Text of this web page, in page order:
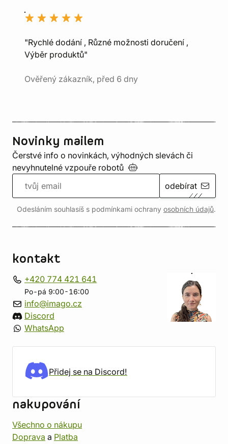
"Rychlé dodání , Různé možnosti doručení ,
Výběr produktů"
Ověřený zákazník, před 6 dny
Novinky mailem
Čerstvé info o novinkách, výhodných slevách či
nevyhnutelné vzpouře robotů
odebírat
Odesláním souhlasíš s podmínkami ochrany osobních údajů.
kontakt
+420 774 421 641
Po-pá 9:00-16:00
info@imago.cz
Discord
WhatsApp
Přidej se na Discord!
nakupování
Všechno o nákupu
Doprava a Platba